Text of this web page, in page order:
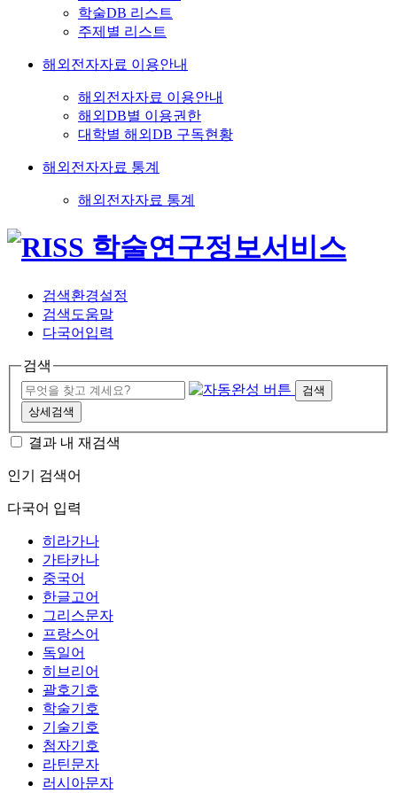
학술DB 리스트
주제별 리스트
해외전자자료 이용안내
해외전자자료 이용안내
해외DB별 이용권한
대학별 해외DB 구독현황
해외전자자료 통계
해외전자자료 통계
검색환경설정
검색도움말
다국어입력
검색
검색
상세검색
결과 내 재검색
인기 검색어
다국어 입력
히라가나
가타카나
중국어
한글고어
그리스문자
프랑스어
독일어
히브리어
괄호기호
학술기호
기술기호
첨자기호
라틴문자
러시아문자